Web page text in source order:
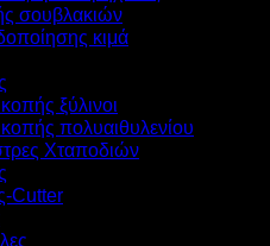
σουβλακιών
κιμά
ξύλινοι
πολυαιθυλενίου
Χταποδιών
Cutter